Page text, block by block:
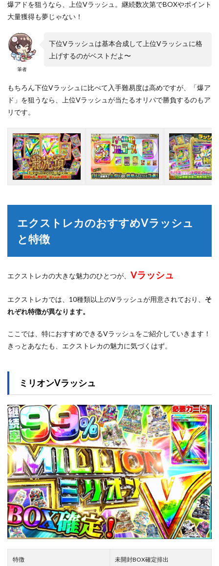
爆アドを狙うなら、上位Vラッシュ。継続数次第でBOXやポイント
大量獲得も夢じゃない！
筆者
下位Vラッシュは基本合成して上位Vラッシュに格
上げするのがベストだよ〜
もちろん下位Vラッシュに比べて入手難易度は高めですが、「爆ア
ド」を狙うなら、上位Vラッシュが当たるオリパで勝負するのもア
リです。
エクストレカのおすすめVラッシュ
と特徴
エクストレカの大きな魅力のひとつが、 Vラッシュ
エクストレカでは、10種類以上のVラッシュが用意されており、 そ
れぞれ特徴が異なります。
ここでは、特におすすめできるVラッシュをご紹介していきます！
きっとあなたも、エクストレカの魅力に気づくはず。
ミリオンVラッシュ
特徴 未開封BOX確定排出